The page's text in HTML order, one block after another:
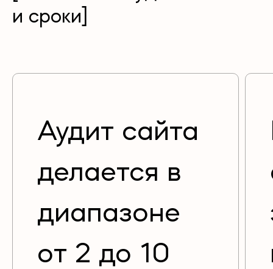
и сроки]
Аудит сайта
делается в
диапазоне
от 2 до 10